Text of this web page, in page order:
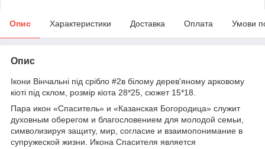
Опис Характеристики Доставка Оплата Умови
Опис
Ікони Вінчальні під срібло #2в білому дерев'яному арковому
кіоті під склом, розмір кіота 28*25, сюжет 15*18.
Пара икон «Спаситель» и «Казанская Богородица» служит
духовным оберегом и благословением для молодой семьи,
символизируя защиту, мир, согласие и взаимопонимание в
супружеской жизни. Икона Спасителя является